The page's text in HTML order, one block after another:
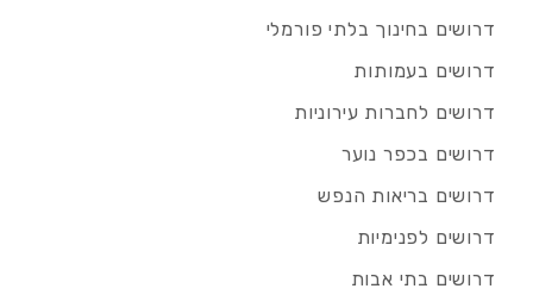
דרושים בחינוך בלתי פורמלי
דרושים בעמותות
דרושים לחברות עירוניות
דרושים בכפר נוער
דרושים בריאות הנפש
דרושים לפנימיות
דרושים בתי אבות